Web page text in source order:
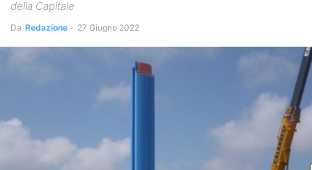
della Capitale
Da Redazione - 27 Giugno 2022